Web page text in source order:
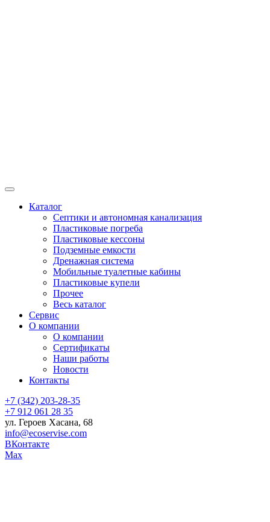
Каталог
Септики и автономная канализация
Пластиковые погреба
Пластиковые кессоны
Подземные емкости
Дренажная система
Мобильные туалетные кабины
Пластиковые купели
Прочее
Весь каталог
Сервис
О компании
О компании
Сертификаты
Наши работы
Новости
Контакты
+7 (342) 203-28-35
+7 912 061 28 35
ул. Героев Хасана, 68
info@ecoservise.com
ВКонтакте
Мах